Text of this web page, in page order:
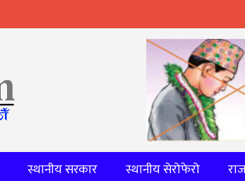
स्थानीय सरकार स्थानीय सेरोफेरो